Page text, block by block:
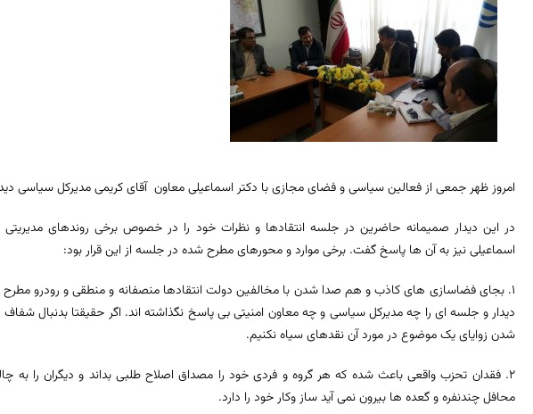
امروز ظهر جمعی از فعالین سیاسی و فضای مجازی با دکتر اسماعیلی معاون آقای کریمی مدیرکل سیاسی
در این دیدار صمیمانه حاضرین در جلسه انتقادها و نظرات خود را در خصوص برخی روندهای مدیریتی
اسماعیلی نیز به آن ها پاسخ گفت. برخی موارد و محورهای مطرح شده در جلسه از این قرار بود:
1. بجای فضاسازی های کاذب و هم صدا شدن با مخالفین دولت انتقادها منصفانه و منطقی و رودرو
دیدار و جلسه ای را چه مدیرکل سیاسی و چه معاون امنیتی بی پاسخ نگذاشته اند. اگر حقیقتا بدنبال
شدن زوایای یک موضوع در مورد آن نقدهای سیاه نکنیم.
2. فقدان تحزب واقعی باعث شده که هر گروه و فردی خود را مصداق اصلاح طلبی بداند و دیگران را به
محافل چندنفره و گعده ها بیرون نمی آید ساز وکار خود را دارد.